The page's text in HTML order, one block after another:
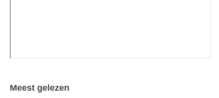
Meest gelezen